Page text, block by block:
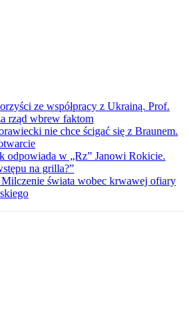
ze współpracy z Ukrainą. Prof.
rząd wbrew faktom
nie chce ścigać się z Braunem.
odpowiada w „Rz” Janowi Rokicie.
na grilla?”
świata wobec krwawej ofiary